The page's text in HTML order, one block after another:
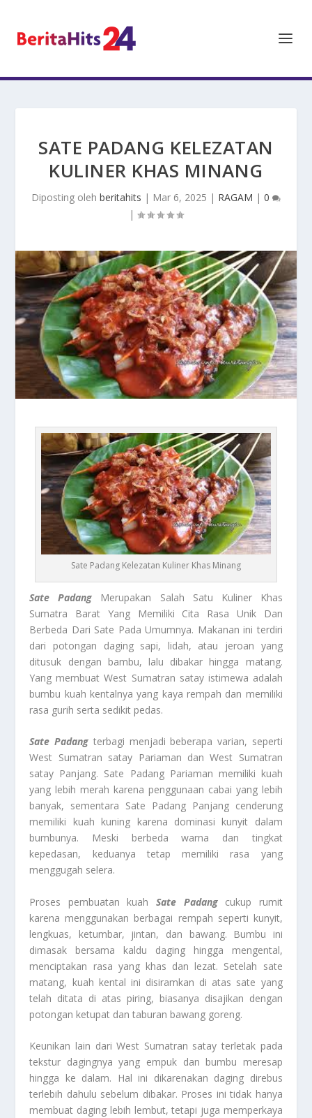
SATE PADANG KELEZATAN
KULINER KHAS MINANG
Diposting oleh beritahits | Mar 6, 2025 | RAGAM | 0
|
Sate Padang Kelezatan Kuliner Khas Minang
Sate Padang Merupakan Salah Satu Kuliner Khas
Sumatra Barat Yang Memiliki Cita Rasa Unik Dan
Berbeda Dari Sate Pada Umumnya. Makanan ini terdiri
dari potongan daging sapi, lidah, atau jeroan yang
ditusuk dengan bambu, lalu dibakar hingga matang.
Yang membuat West Sumatran satay istimewa adalah
bumbu kuah kentalnya yang kaya rempah dan memiliki
rasa gurih serta sedikit pedas.
Sate Padang terbagi menjadi beberapa varian, seperti
West Sumatran satay Pariaman dan West Sumatran
satay Panjang. Sate Padang Pariaman memiliki kuah
yang lebih merah karena penggunaan cabai yang lebih
banyak, sementara Sate Padang Panjang cenderung
memiliki kuah kuning karena dominasi kunyit dalam
bumbunya. Meski berbeda warna dan tingkat
kepedasan, keduanya tetap memiliki rasa yang
menggugah selera.
Proses pembuatan kuah Sate Padangcukup rumit
karena menggunakan berbagai rempah seperti kunyit,
lengkuas, ketumbar, jintan, dan bawang. Bumbu ini
dimasak bersama kaldu daging hingga mengental,
menciptakan rasa yang khas dan lezat. Setelah sate
matang, kuah kental ini disiramkan di atas sate yang
telah ditata di atas piring, biasanya disajikan dengan
potongan ketupat dan taburan bawang goreng.
Keunikan lain dari West Sumatran satay terletak pada
tekstur dagingnya yang empuk dan bumbu meresap
hingga ke dalam. Hal ini dikarenakan daging direbus
terlebih dahulu sebelum dibakar. Proses ini tidak hanya
membuat daging lebih lembut, tetapi juga memperkaya